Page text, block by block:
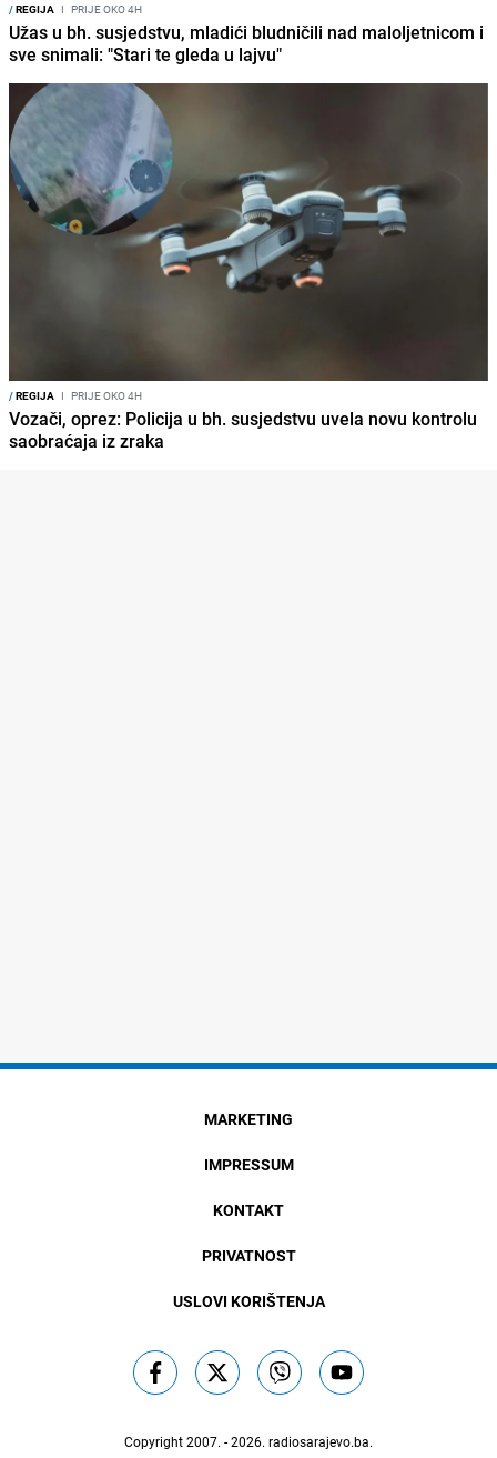
/REGIJA I PRIJE OKO 4H
Užas u bh. susjedstvu, mladići bludničili nad maloljetnicom i
sve snimali: "Stari te gleda u lajvu"
/REGIJA I PRIJE OKO 4H
Vozači, oprez: Policija u bh. susjedstvu uvela novu kontrolu
saobraćaja iz zraka
MARKETING
IMPRESSUM
KONTAKT
PRIVATNOST
USLOVI KORIŠTENJA
Copyright 2007. - 2026. radiosarajevo.ba.